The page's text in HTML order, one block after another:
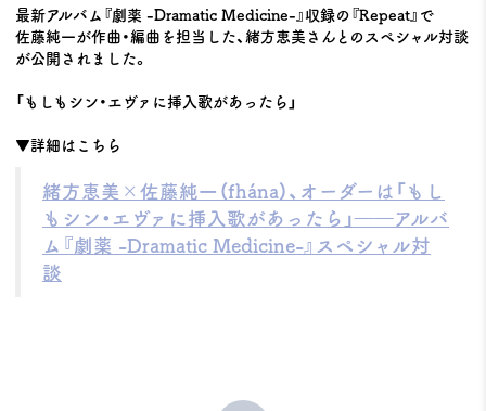
最新アルバム『劇薬 -Dramatic Medicine-』収録の『Repeat』で
佐藤純一が作曲・編曲を担当した、緒方恵美さんとのスペシャル対談
が公開されました。
「もしもシン・エヴァに挿入歌があったら」
▼詳細はこちら
緒方恵美×佐藤純一（fhána）、オーダーは「もし
もシン・エヴァに挿入歌があったら」――アルバ
ム『劇薬 -Dramatic Medicine-』スペシャル対
談